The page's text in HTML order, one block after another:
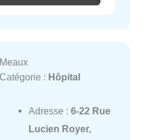
Meaux
Catégorie : Hôpital
Adresse : 6-22 Rue
Lucien Royer,